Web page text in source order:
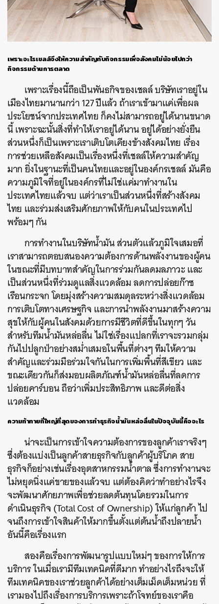
เพราะอะไรเชลล์จึงให้ความสำคัญกับกิจกรรมเพื่อสังคมไม่น้อยไปกว่า
กิจกรรมด้านการตลาด
เพราะเรื่องนี้ถือเป็นพันธกิจของเชลล์ บริษัทเราอยู่ใน
เมืองไทยมานานกว่า 127 ปีแล้ว ถ้าเราเข้ามาแค่เพื่อผล
ประโยชน์จากประเทศไทย ก็คงไม่สามารถอยู่ได้นานขนาด
นี้ เพราะฉะนั้นสิ่งที่ทำให้เราอยู่ได้นาน อยู่ได้อย่างยั่งยืน
ส่วนหนึ่งก็เป็นเพราะเราเติบโตเคียงข้างสังคมไทย เรื่อง
การช่วยเหลือสังคมเป็นเรื่องหนึ่งที่เชลล์ให้ความสำคัญ
มาก ยิ่งในฐานะที่เป็นคนไทยและอยู่ในองค์กรเชลล์ มันคือ
ความภูมิใจที่อยู่ในองค์กรที่ไม่ใช่แค่มาทำงานใน
ประเทศไทยแล้วจบ แต่ว่าเราเป็นส่วนหนึ่งที่สร้างสังคม
ไทย และร่วมส่งเสริมศักยภาพให้กับคนในประเทศไป
พร้อมๆ กัน
การทำงานในบริษัทน้ำมัน ส่วนตัวแล้วภูมิใจเสมอที่
เราสามารถตอบสนองความต้องการด้านพลังงานของผู้คน
ในขณะที่มีบทบาทสำคัญในการร่วมกันลดมลภาวะ และ
เป็นส่วนหนึ่งที่ร่วมดูแลสิ่งแวดล้อม ลดการปล่อยก๊าซ
เรือนกระจก โดยมุ่งสร้างความสมดุลระหว่างสิ่งแวดล้อม
การเติบโตทางเศรษฐกิจ และการนำพลังงานมาสร้างความ
สุขให้กับผู้คนในสังคมด้วยการมีชีวิตที่ดีขึ้นในทุกๆ วัน
สำหรับทีมน้ำมันหล่อลื่น ไม่ใช่เรื่องแปลกที่เราจะรวมกลุ่ม
กันไปปลูกป่าอย่างสม่ำเสมอในพื้นที่ต่างๆ ทีมให้ความ
สำคัญและร่วมมือร่วมใจกันในการเพิ่มพื้นที่สีเขียว และ
ขณะเดียวกันก็ส่งมอบผลิตภัณฑ์น้ำมันหล่อลื่นที่ลดการ
ปล่อยคาร์บอน ถือว่าเพิ่มประสิทธิภาพ และดีต่อสิ่ง
แวดล้อม
ความท้าทายที่ใหญ่ที่สุดของการทำธุรกิจน้ำมันหล่อลื่นในปัจจุบันนี้คืออะไร
น่าจะเป็นการเข้าใจความต้องการของลูกค้าเราจริงๆ
ซึ่งต้องแบ่งเป็นลูกค้าสายธุรกิจกับลูกค้าผู้บริโภค สาย
ธุรกิจก็อย่างเช่นเรื่องอุตสาหกรรมน้ำตาล ซึ่งการทำงานจะ
ไม่หยุดนิ่งแค่ขายของแล้วจบ แต่ต้องคิดว่าทำอย่างไรจึง
จะพัฒนาศักยภาพเพื่อช่วยลดต้นทุนโดยรวมในการ
ดำเนินธุรกิจ (Total Cost of Ownership) ให้แก่ลูกค้า ไป
จนถึงการเข้าใจสินค้าให้มากขึ้นตั้งแต่ต้นน้ำถึงปลายน้ำ
อันนี้คือเรื่องแรก
สองคือเรื่องการพัฒนารูปแบบใหม่ๆ ของการให้การ
บริการ ในเมื่อเรามีทีมเทคนิคที่ดีมาก ทำอย่างไรถึงจะให้
ทีมเทคนิคของเราช่วยลูกค้าได้อย่างเต็มเม็ดเต็มหน่วย ที่
เรามองไปถึงเรื่องการบริการเพราะถ้าโจทย์ของเราคือ